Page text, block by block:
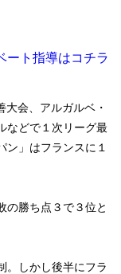
ート指導はコチラ
会、アルガルベ・
などで１次リーグ最
」はフランスに１
の勝ち点３で３位と
。しかし後半にフラ